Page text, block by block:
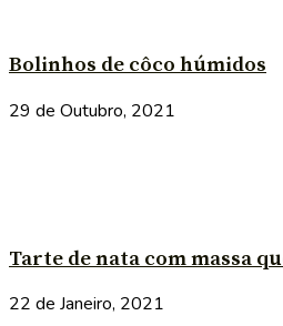
Bolinhos de côco húmidos
29 de Outubro, 2021
Tarte de nata com massa
22 de Janeiro, 2021